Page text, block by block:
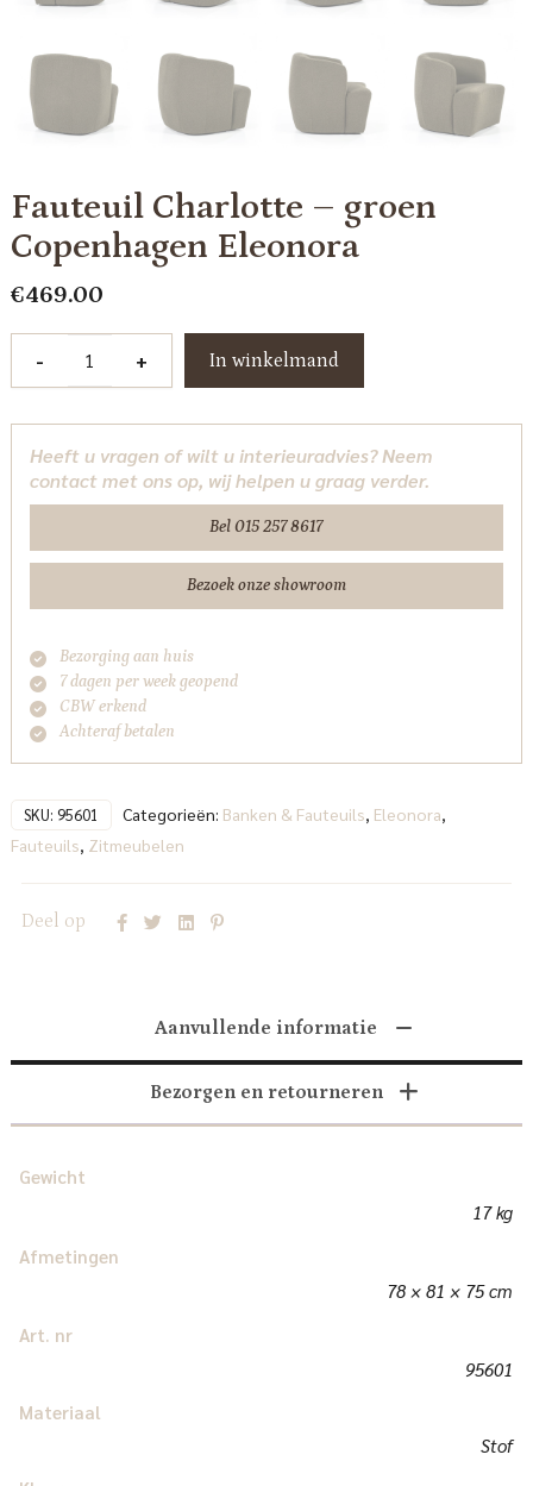
Fauteuil Charlotte – groen
Copenhagen Eleonora
€469.00
-
Charlotte
groen
Copenhagen
Eleonora
+ In winkelmand
Heeft u vragen of wilt u interieuradvies? Neem
contact met ons op, wij helpen u graag verder.
Bel 015 257 8617
Bezoek onze showroom
Bezorging aan huis
7 dagen per week geopend
CBW erkend
Achteraf betalen
SKU: 95601 Categorieën: Banken & Fauteuils Eleonora
Fauteuils Zitmeubelen
Deel op
Aanvullende informatie
Bezorgen en retourneren
Gewicht
17 kg
Afmetingen
78 × 81 × 75 cm
Art. nr
95601
Materiaal
Stof